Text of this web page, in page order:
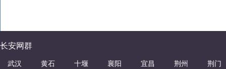
长安网群
武汉 黄石 十堰 襄阳 宜昌 荆州 荆门